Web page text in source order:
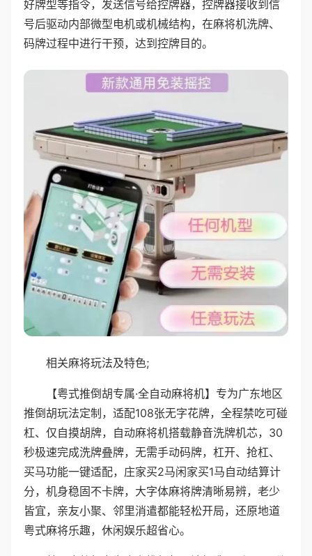
好牌型等指令，发送信号给控牌器，控牌器接收到信
号后驱动内部微型电机或机械结构，在麻将机洗牌、
码牌过程中进行干预，达到控牌目的。
相关麻将玩法及特色;
【粤式推倒胡专属·全自动麻将机】专为广东地区
推倒胡玩法定制，适配108张无字花牌，全程禁吃可碰
杠、仅自摸胡牌，自动麻将机搭载静音洗牌机芯，30
秒极速完成洗牌叠牌，无需手动码牌，杠开、抢杠、
买马功能一键适配，庄家买2马闲家买1马自动结算计
分，机身稳固不卡牌，大字体麻将牌清晰易辨，老少
皆宜，亲友小聚、邻里消遣都能轻松开局，还原地道
粤式麻将乐趣，休闲娱乐超省心。